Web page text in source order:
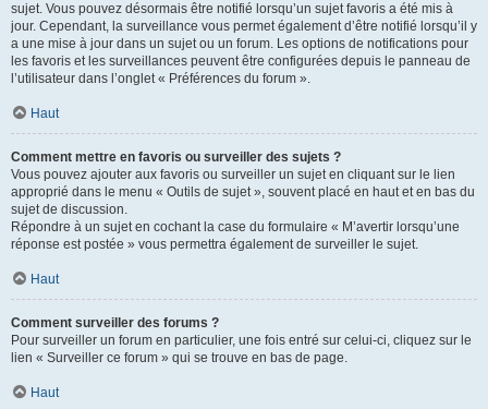
sujet. Vous pouvez désormais être notifié lorsqu’un sujet favoris a été mis à
jour. Cependant, la surveillance vous permet également d’être notifié lorsqu’il y
a une mise à jour dans un sujet ou un forum. Les options de notifications pour
les favoris et les surveillances peuvent être configurées depuis le panneau de
l’utilisateur dans l’onglet « Préférences du forum ».
Haut
Comment mettre en favoris ou surveiller des sujets ?
Vous pouvez ajouter aux favoris ou surveiller un sujet en cliquant sur le lien
approprié dans le menu « Outils de sujet », souvent placé en haut et en bas du
sujet de discussion.
Répondre à un sujet en cochant la case du formulaire « M’avertir lorsqu’une
réponse est postée » vous permettra également de surveiller le sujet.
Haut
Comment surveiller des forums ?
Pour surveiller un forum en particulier, une fois entré sur celui-ci, cliquez sur le
lien « Surveiller ce forum » qui se trouve en bas de page.
Haut